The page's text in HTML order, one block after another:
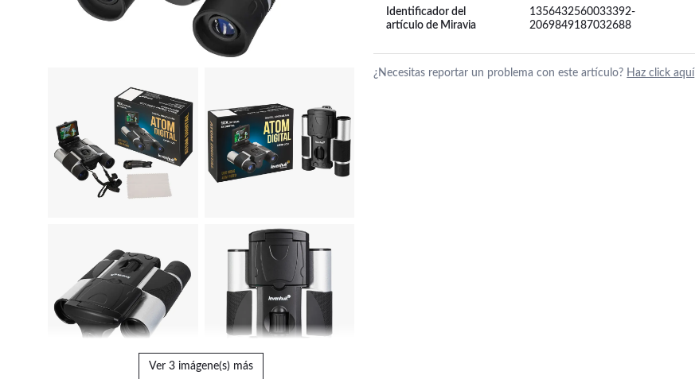
Ver 3 imágene(s) más
Identificador del
artículo de Miravia
1356432560033392-
2069849187032688
¿Necesitas reportar un problema con este artículo? Haz click aquí